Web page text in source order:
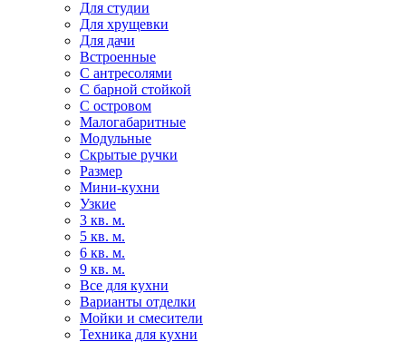
Для студии
Для хрущевки
Для дачи
Встроенные
С антресолями
С барной стойкой
С островом
Малогабаритные
Модульные
Скрытые ручки
Размер
Мини-кухни
Узкие
3 кв. м.
5 кв. м.
6 кв. м.
9 кв. м.
Все для кухни
Варианты отделки
Мойки и смесители
Техника для кухни